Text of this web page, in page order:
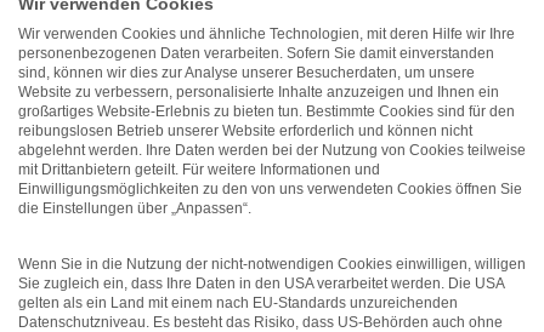
meistens ungesagt bleibt
New Work
Studie: Workations können die
Arbeitgeberattraktivität
erhöhen
Führung
Unterschätztes Potenzial:
Führungskräfte mit
Einschränkungen
Wir verwenden Cookies
Wir verwenden Cookies und ähnliche Technologien, mit deren Hilfe wir Ihre
personenbezogenen Daten verarbeiten. Sofern Sie damit einverstanden
sind, können wir dies zur Analyse unserer Besucherdaten, um unsere
Website zu verbessern, personalisierte Inhalte anzuzeigen und Ihnen ein
großartiges Website-Erlebnis zu bieten tun. Bestimmte Cookies sind für den
reibungslosen Betrieb unserer Website erforderlich und können nicht
abgelehnt werden. Ihre Daten werden bei der Nutzung von Cookies teilweise
mit Drittanbietern geteilt. Für weitere Informationen und
Einwilligungsmöglichkeiten zu den von uns verwendeten Cookies öffnen Sie
die Einstellungen über „Anpassen“.
Wenn Sie in die Nutzung der nicht-notwendigen Cookies einwilligen, willigen
Sie zugleich ein, dass Ihre Daten in den USA verarbeitet werden. Die USA
gelten als ein Land mit einem nach EU-Standards unzureichenden
Datenschutzniveau. Es besteht das Risiko, dass US-Behörden auch ohne